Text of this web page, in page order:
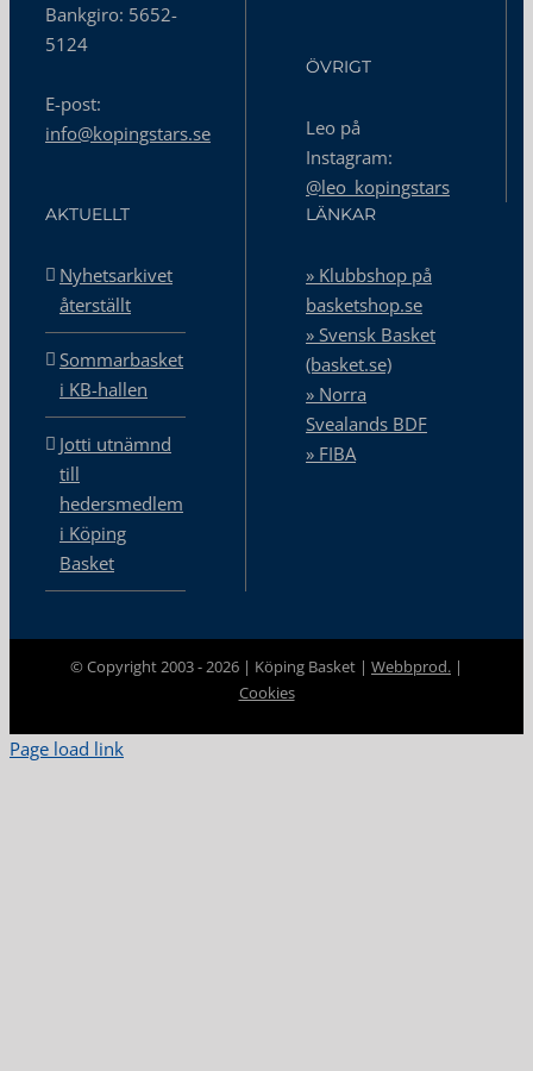
Bankgiro: 5652-
5124
E-post:
info@kopingstars.se
ÖVRIGT
Leo på
Instagram:
@leo_kopingstars
AKTUELLT
Nyhetsarkivet
återställt
Sommarbasket
i KB-hallen
Jotti utnämnd
till
hedersmedlem
i Köping
Basket
LÄNKAR
» Klubbshop på
basketshop.se
» Svensk Basket
(basket.se)
» Norra
Svealands BDF
» FIBA
© Copyright 2003 -2026 | Köping Basket | Webbprod. |
Cookies
Page load link